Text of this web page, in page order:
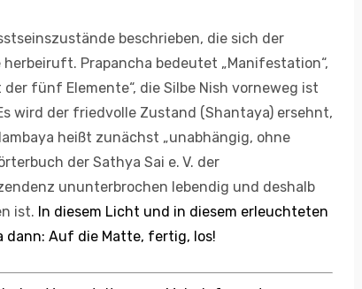
beschrieben, die sich der
Prapancha bedeutet „Manifestation“,
fünf Elemente“, die Silbe Nish vorneweg ist
wird der friedvolle Zustand (Shantaya) ersehnt,
heißt zunächst „unabhängig, ohne
der Sathya Sai e. V. der
ununterbrochen lebendig und deshalb
ist. In diesem Licht und in diesem erleuchteten
dann: Auf die Matte, fertig, los!